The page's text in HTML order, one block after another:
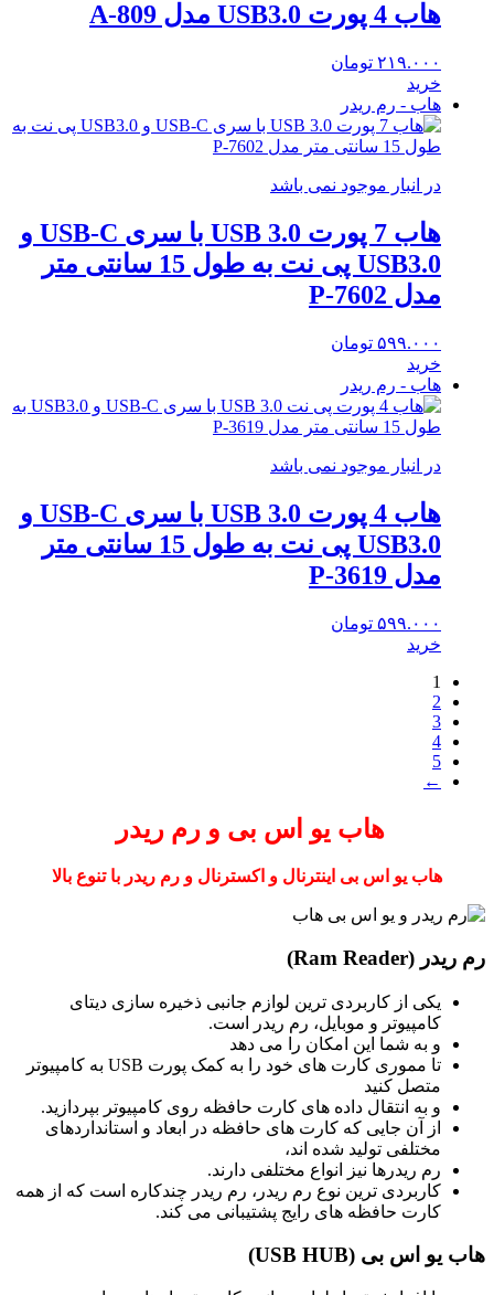
هاب 4 پورت USB3.0 مدل A-809
۲۱۹.۰۰۰ تومان
خرید
هاب - رم ریدر
در انبار موجود نمی باشد
هاب 7 پورت USB 3.0 با سری USB-C و
USB3.0 پی نت به طول 15 سانتی متر
مدل P-7602
۵۹۹.۰۰۰ تومان
خرید
هاب - رم ریدر
در انبار موجود نمی باشد
هاب 4 پورت USB 3.0 با سری USB-C و
USB3.0 پی نت به طول 15 سانتی متر
مدل P-3619
۵۹۹.۰۰۰ تومان
خرید
1
2
3
4
5
←
هاب یو اس بی و رم ریدر
هاب یو اس بی اینترنال و اکسترنال و رم ریدر با تنوع بالا
رم ریدر (Ram Reader)
یکی از کاربردی ترین لوازم جانبی ذخیره سازی دیتای
کامپیوتر و موبایل، رم ریدر است.
و به شما این امکان را می دهد
تا مموری کارت های خود را به کمک پورت USB به کامپیوتر
متصل کنید
و به انتقال داده های کارت حافظه روی کامپیوتر بپردازید.
از آن جایی که کارت های حافظه در ابعاد و استانداردهای
مختلفی تولید شده اند،
رم ریدرها نیز انواع مختلفی دارند.
کاربردی ترین نوع رم ریدر، رم ریدر چندکاره است که از همه
کارت حافظه های رایج پشتیبانی می کند.
هاب یو اس بی (USB HUB)